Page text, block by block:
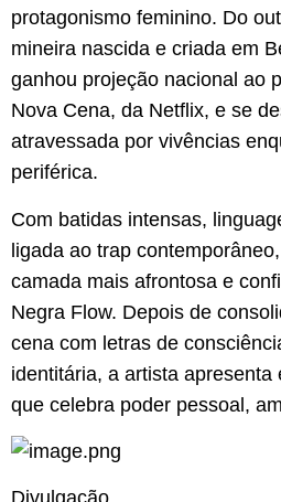
protagonismo feminino. Do
mineira nascida e criada em
ganhou projeção nacional ao
Nova Cena, da Netflix, e se
atravessada por vivências
periférica.
Com batidas intensas,
ligada ao trap
camada mais afrontosa e
Negra Flow. Depois de
cena com letras de
identitária, a artista apresenta
que celebra poder pessoal,